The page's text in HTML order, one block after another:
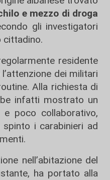
e mezzo di droga
gli investigatori
cittadino.
residente
dei militari
Alla richiesta di
infatti mostrato un
poco collaborativo,
i carabinieri ad
nell’abitazione del
ha portato alla